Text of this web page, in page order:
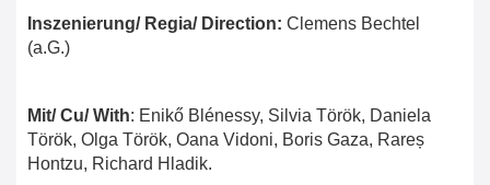
Inszenierung/ Regia/ Direction: Clemens Bechtel
(a.G.)
Mit/ Cu/ With: Enikő Blénessy, Silvia Török, Daniela
Török, Olga Török, Oana Vidoni, Boris Gaza, Rareș
Hontzu, Richard Hladik.